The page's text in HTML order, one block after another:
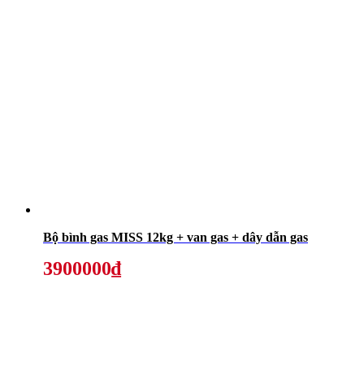
Bộ bình gas MISS 12kg + van gas + dây dẫn gas
3900000₫